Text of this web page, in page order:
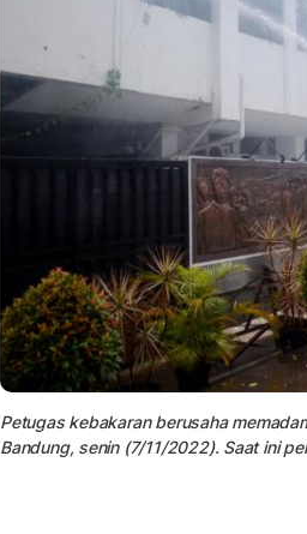
Petugas kebakaran berusaha
Bandung, senin (7/11/2022). Saat ini